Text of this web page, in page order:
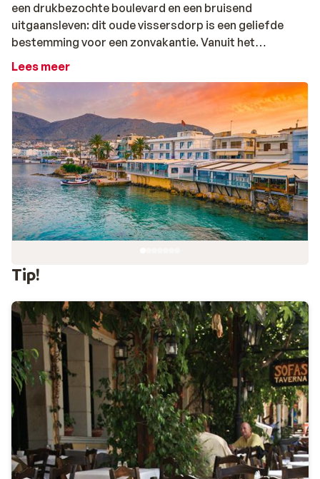
een drukbezochte boulevard en een bruisend
uitgaansleven: dit oude vissersdorp is een geliefde
bestemming voor een zonvakantie. Vanuit het
zonovergoten Chersonissos heb je namelijk meerdere
Maris-strand bijvoorbeeld, of het bekende Star Beach.
Helemaal tot rust gekomen in de zon? Tijd voor wat
actie! Bij Star Beach vind je een uitgebreid
waterparkmet zwembaden, glijbanen en vele
watersportfaciliteiten om je uit te leven op de golven.
Echte waaghalzen kunnen hier zelfs bungeejumpen.
Durf jij het aan?
Je verblijf tijdens je vakantie in Chersonissos
ultiem genieten, maar hoe je dat het liefst doet is aan
jou. Er is namelijk genoeg te kiezen. Ga jij voor een
gezellighotel in Chersonissoswaar alles voor je
geregeld wordt of heb je liever wat meer privacy in je
eigenappartement? Deze badplaats heeft voor ieder
wat wils. De echte feestbeesten kiezen voor een
accommodatie
midden in het centrum
. Zo ben je zo
dicht mogelijk bij de gezelligheid. Zonaanbidders zullen
liever kiezen voor een accommodatie met hetstrand
om de hoek. Vanuit je hotelkamer het strand op
wandelen, dat is pas ontspannen! Gaan de kleinsten
mee op vakantie naar Chersonissos? Kies dan voor een
accommodatie geschikt voor kinderen.
Lees meer
Tip!